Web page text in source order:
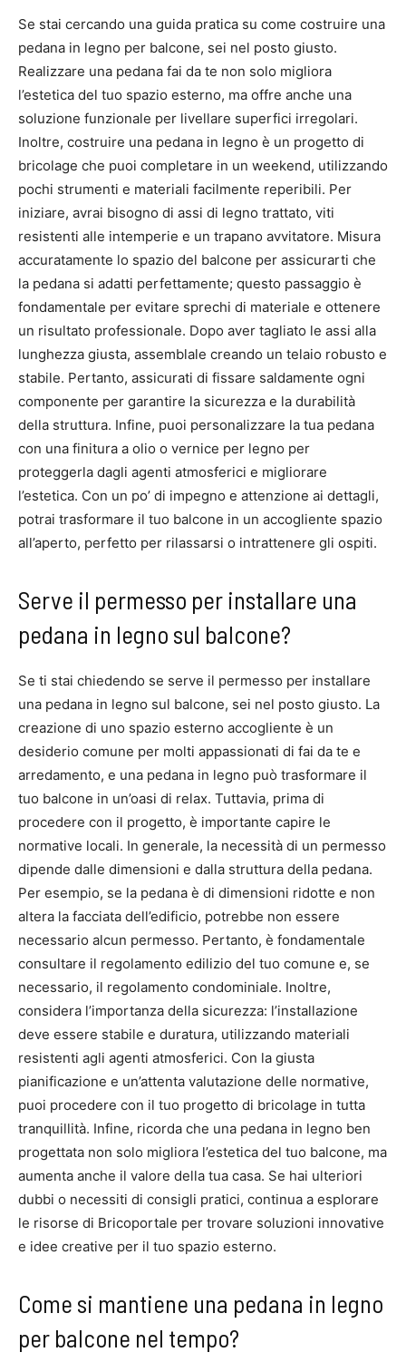
Se stai cercando una guida pratica su come costruire una
pedana in legno per balcone, sei nel posto giusto.
Realizzare una pedana fai da te non solo migliora
l’estetica del tuo spazio esterno, ma offre anche una
soluzione funzionale per livellare superfici irregolari.
Inoltre, costruire una pedana in legno è un progetto di
bricolage che puoi completare in un weekend, utilizzando
pochi strumenti e materiali facilmente reperibili. Per
iniziare, avrai bisogno di assi di legno trattato, viti
resistenti alle intemperie e un trapano avvitatore. Misura
accuratamente lo spazio del balcone per assicurarti che
la pedana si adatti perfettamente; questo passaggio è
fondamentale per evitare sprechi di materiale e ottenere
un risultato professionale. Dopo aver tagliato le assi alla
lunghezza giusta, assemblale creando un telaio robusto e
stabile. Pertanto, assicurati di fissare saldamente ogni
componente per garantire la sicurezza e la durabilità
della struttura. Infine, puoi personalizzare la tua pedana
con una finitura a olio o vernice per legno per
proteggerla dagli agenti atmosferici e migliorare
l’estetica. Con un po’ di impegno e attenzione ai dettagli,
potrai trasformare il tuo balcone in un accogliente spazio
all’aperto, perfetto per rilassarsi o intrattenere gli ospiti.
Serve il permesso per installare una
pedana in legno sul balcone?
Se ti stai chiedendo se serve il permesso per installare
una pedana in legno sul balcone, sei nel posto giusto. La
creazione di uno spazio esterno accogliente è un
desiderio comune per molti appassionati di fai da te e
arredamento, e una pedana in legno può trasformare il
tuo balcone in un’oasi di relax. Tuttavia, prima di
procedere con il progetto, è importante capire le
normative locali. In generale, la necessità di un permesso
dipende dalle dimensioni e dalla struttura della pedana.
Per esempio, se la pedana è di dimensioni ridotte e non
altera la facciata dell’edificio, potrebbe non essere
necessario alcun permesso. Pertanto, è fondamentale
consultare il regolamento edilizio del tuo comune e, se
necessario, il regolamento condominiale. Inoltre,
considera l’importanza della sicurezza: l’installazione
deve essere stabile e duratura, utilizzando materiali
resistenti agli agenti atmosferici. Con la giusta
pianificazione e un’attenta valutazione delle normative,
puoi procedere con il tuo progetto di bricolage in tutta
tranquillità. Infine, ricorda che una pedana in legno ben
progettata non solo migliora l’estetica del tuo balcone, ma
aumenta anche il valore della tua casa. Se hai ulteriori
dubbi o necessiti di consigli pratici, continua a esplorare
le risorse di Bricoportale per trovare soluzioni innovative
e idee creative per il tuo spazio esterno.
Come si mantiene una pedana in legno
per balcone nel tempo?